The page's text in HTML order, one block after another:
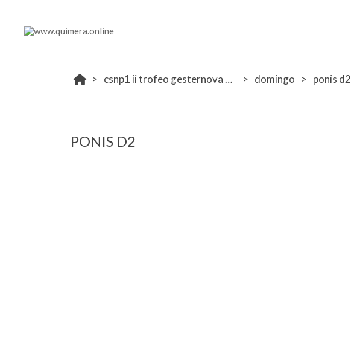
csnp1 ii trofeo gesternova soto del espinar 27-28 abril domingo ponis d2
PONIS D2